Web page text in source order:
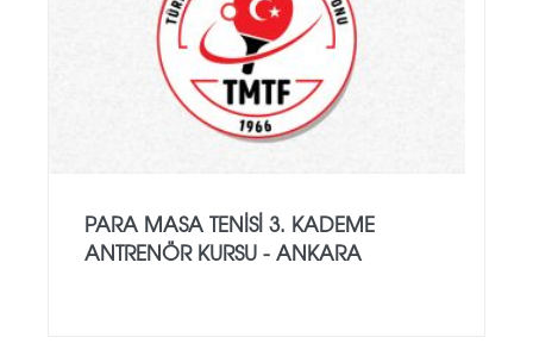
PARA MASA TENISI 3. KADEME
ANTRENÖR KURSU - ANKARA